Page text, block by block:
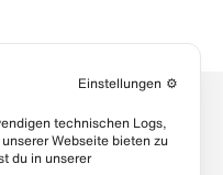
Lexikon
Einstellungen ⚙️
technischen Logs,
Webseite bieten zu
du in unserer